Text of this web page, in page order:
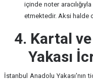
içinde noter
etmektedir. Aksi halde
4. Kartal
Yakası
İstanbul Anadolu Yakası'nın